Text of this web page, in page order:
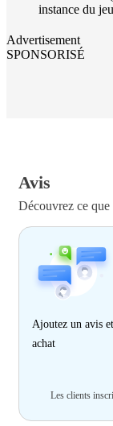
instance du
Advertisement
SPONSORISÉ
Avis
Découvrez ce que
Ajoutez un avis
achat
Les clients